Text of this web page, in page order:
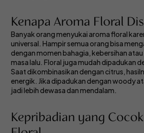
Kenapa Aroma Floral
Banyak orang menyukai aroma floral
universal. Hampir semua orang bisa
dengan momen bahagia, kebersihan
masa lalu. Floral juga mudah dipadukan
Saat dikombinasikan dengan citrus,
energik. Jika dipadukan dengan woody
jadi lebih dewasa dan mendalam.
Kepribadian yang